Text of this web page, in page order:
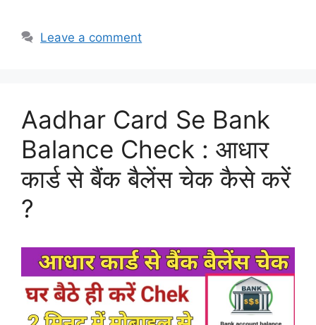
Leave a comment
Aadhar Card Se Bank
Balance Check : आधार
कार्ड से बैंक बैलेंस चेक कैसे करें
?